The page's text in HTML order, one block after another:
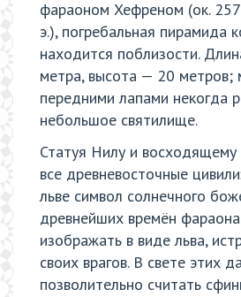
фараоном Хефреном (ок.
э.), погребальная пирамида
находится поблизости.
метра, высота — 20 метров;
передними лапами некогда
небольшое святилище.
Статуя Нилу и восходящему
все древневосточные
льве символ солнечного
древнейших времён
изображать в виде льва,
своих врагов. В свете этих
позволительно считать